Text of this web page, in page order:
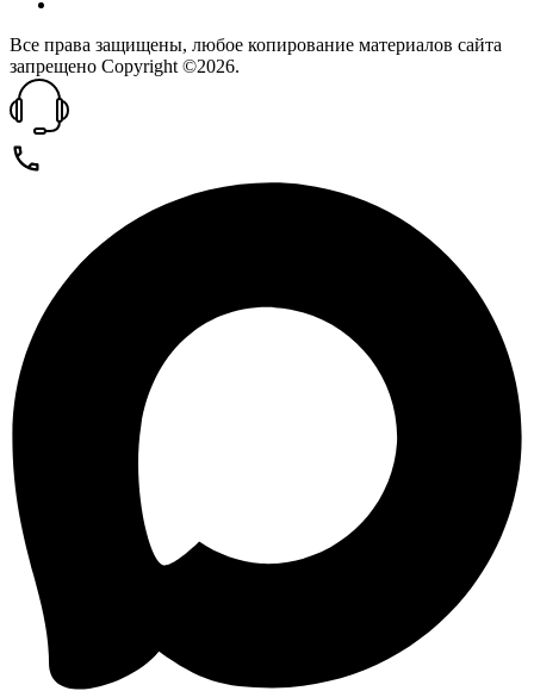
Все права защищены, любое копирование материалов сайта
запрещено Copyright ©2026.